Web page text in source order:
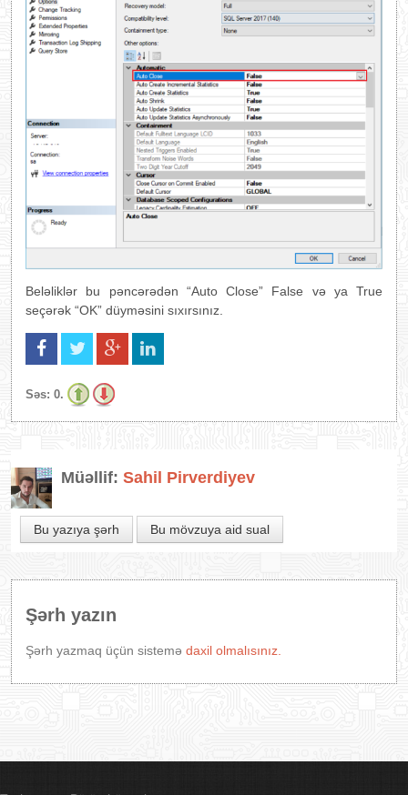
Beləliklər bu pəncərədən “Auto Close” False və ya True
seçərək “OK” düyməsini sıxırsınız.
Səs: 0.
Müəllif: Sahil Pirverdiyev
Bu yazıya şərh Bu mövzuya aid sual
Şərh yazın
Şərh yazmaq üçün sistemə daxil olmalısınız.